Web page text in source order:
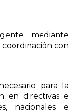
mediante
coordinación con
para la
en directivas e
nacionales e